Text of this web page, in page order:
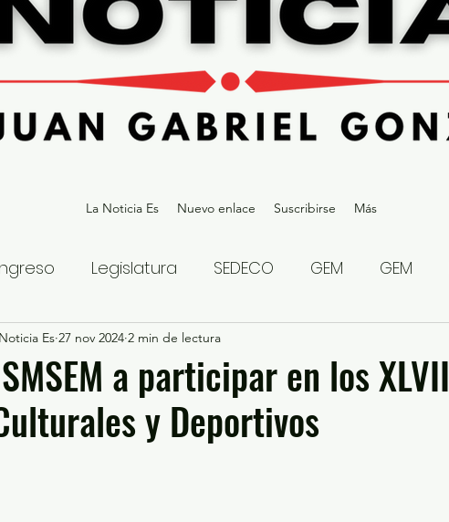
La Noticia Es Nuevo enlace Suscribirse Más
Legislatura SEDECO GEM GEM
Estatal Gubernatura Edoméx 2023
Seguridad y Justicia Denuncia Ciudadana
a participar en los XLVII
y Deportivos
Es 27 nov 2024 2 min de lectura